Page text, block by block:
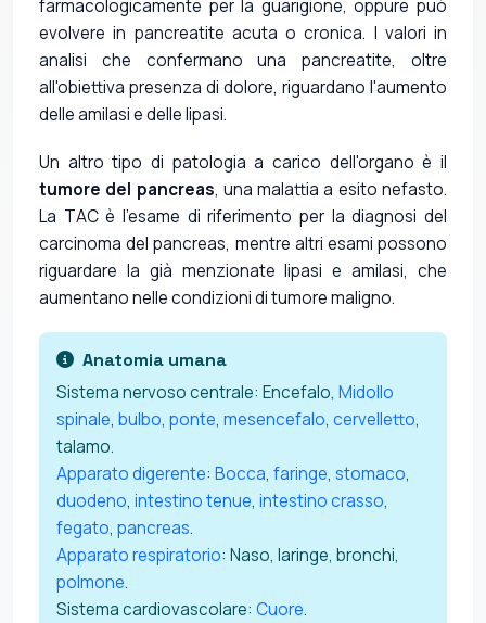
farmacologicamente per la guarigione, oppure può
evolvere in pancreatite acuta o cronica. I valori in
analisi che confermano una pancreatite, oltre
all'obiettiva presenza di dolore, riguardano l'aumento
delle amilasi e delle lipasi.
Un altro tipo di patologia a carico dell'organo è il
tumore del pancreas, una malattia a esito nefasto.
La TAC è l'esame di riferimento per la diagnosi del
carcinoma del pancreas, mentre altri esami possono
riguardare la già menzionate lipasi e amilasi, che
aumentano nelle condizioni di tumore maligno.
Anatomia umana
Sistema nervoso centrale: Encefalo, Midollo
spinale, bulbo, ponte, mesencefalo, cervelletto,
talamo.
Apparato digerente: Bocca, faringe, stomaco,
duodeno, intestino tenue, intestino crasso,
fegato, pancreas.
Apparato respiratorio: Naso, laringe, bronchi,
polmone.
Sistema cardiovascolare: Cuore.